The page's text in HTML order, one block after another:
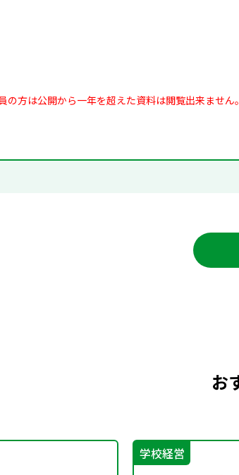
の方は公開から一年を超えた資料は閲覧出来ません。
お
学校経営